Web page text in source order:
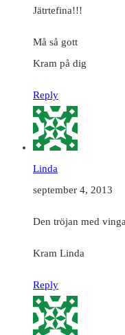
Jätrtefina!!!
Må så gott
Kram på dig
Reply
Linda
september 4, 2013
Den tröjan med
Kram Linda
Reply